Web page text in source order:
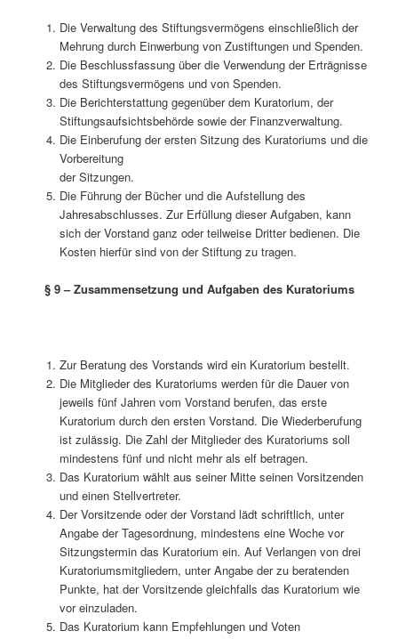
Die Verwaltung des Stiftungsvermögens einschließlich der
Mehrung durch Einwerbung von Zustiftungen und Spenden.
Die Beschlussfassung über die Verwendung der Erträgnisse
des Stiftungsvermögens und von Spenden.
Die Berichterstattung gegenüber dem Kuratorium, der
Stiftungsaufsichtsbehörde sowie der Finanzverwaltung.
Die Einberufung der ersten Sitzung des Kuratoriums und die
Vorbereitung
der Sitzungen.
Die Führung der Bücher und die Aufstellung des
Jahresabschlusses. Zur Erfüllung dieser Aufgaben, kann
sich der Vorstand ganz oder teilweise Dritter bedienen. Die
Kosten hierfür sind von der Stiftung zu tragen.
§ 9 – Zusammensetzung und Aufgaben des Kuratoriums
Zur Beratung des Vorstands wird ein Kuratorium bestellt.
Die Mitglieder des Kuratoriums werden für die Dauer von
jeweils fünf Jahren vom Vorstand berufen, das erste
Kuratorium durch den ersten Vorstand. Die Wiederberufung
ist zulässig. Die Zahl der Mitglieder des Kuratoriums soll
mindestens fünf und nicht mehr als elf betragen.
Das Kuratorium wählt aus seiner Mitte seinen Vorsitzenden
und einen Stellvertreter.
Der Vorsitzende oder der Vorstand lädt schriftlich, unter
Angabe der Tagesordnung, mindestens eine Woche vor
Sitzungstermin das Kuratorium ein. Auf Verlangen von drei
Kuratoriumsmitgliedern, unter Angabe der zu beratenden
Punkte, hat der Vorsitzende gleichfalls das Kuratorium wie
vor einzuladen.
Das Kuratorium kann Empfehlungen und Voten